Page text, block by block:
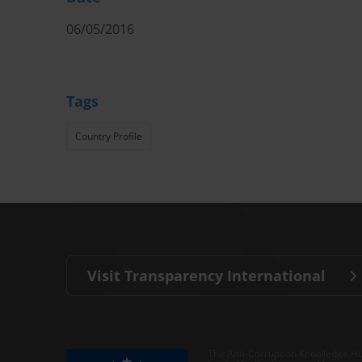
06/05/2016
Tags
Country Profile
Visit Transparency International